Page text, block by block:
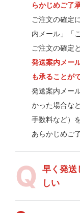
らかじめご了
ご注文の確定
内メール」「
ご注文の確定
発送案内メー
も承ることが
発送案内メー
かった場合な
手数料など）
あらかじめご
早く発送
しい